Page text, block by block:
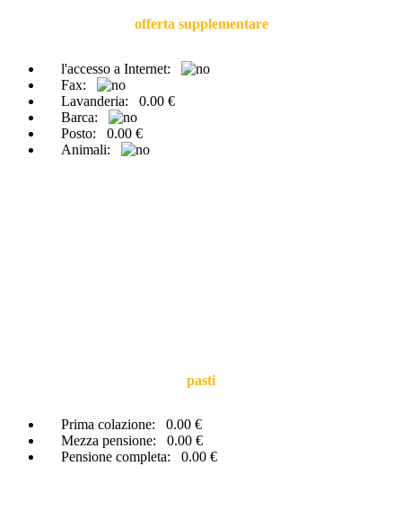
offerta supplementare
l'accesso a Internet:
Fax:
Lavanderia: 0.00 €
Barca:
Posto: 0.00 €
Animali:
pasti
Prima colazione: 0.00 €
Mezza pensione: 0.00 €
Pensione completa: 0.00 €